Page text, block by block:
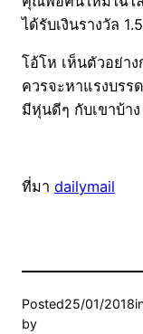
ได้รับเงินรางวัล
โอ้โห เห็นตัวอย่า
ควรจะหาแรงบรร
มีหุ่นดีๆ กับเขาบ้าง
ที่มา dailymail
Posted25/01/2018
by